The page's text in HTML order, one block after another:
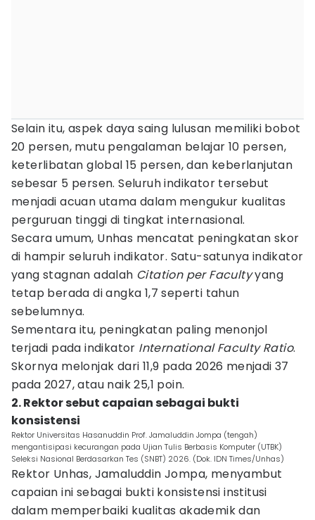
Selain itu, aspek daya saing lulusan memiliki bobot
20 persen, mutu pengalaman belajar 10 persen,
keterlibatan global 15 persen, dan keberlanjutan
sebesar 5 persen. Seluruh indikator tersebut
menjadi acuan utama dalam mengukur kualitas
perguruan tinggi di tingkat internasional.
Secara umum, Unhas mencatat peningkatan skor
di hampir seluruh indikator. Satu-satunya indikator
yang stagnan adalah Citation per Facultyyang
tetap berada di angka 1,7 seperti tahun
sebelumnya.
Sementara itu, peningkatan paling menonjol
terjadi pada indikator International Faculty Ratio.
Skornya melonjak dari 11,9 pada 2026 menjadi 37
pada 2027, atau naik 25,1 poin.
2. Rektor sebut capaian sebagai bukti
konsistensi
Rektor Universitas Hasanuddin Prof. Jamaluddin Jompa (tengah)
mengantisipasi kecurangan pada Ujian Tulis Berbasis Komputer (UTBK)
Seleksi Nasional Berdasarkan Tes (SNBT) 2026. (Dok. IDN Times/Unhas)
Rektor Unhas, Jamaluddin Jompa, menyambut
capaian ini sebagai bukti konsistensi institusi
dalam memperbaiki kualitas akademik dan